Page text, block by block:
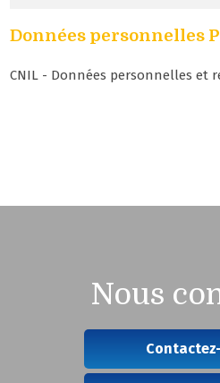
Données personnelles
CNIL - Données personnelles et
Nous